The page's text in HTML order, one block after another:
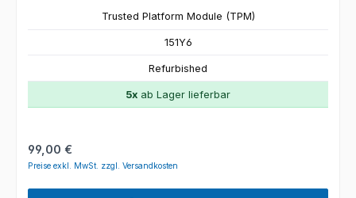
Trusted Platform Module (TPM)
151Y6
Refurbished
5x ab Lager lieferbar
Regulärer Preis:
99,00 €
Preise exkl. MwSt. zzgl. Versandkosten